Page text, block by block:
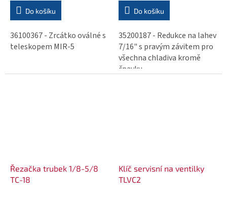
Do košíku
36100367 - Zrcátko oválné s
teleskopem MIR-5
Do košíku
35200187 - Redukce na lahev
7/16" s pravým závitem pro
všechna chladiva kromě
čpavku
Řezačka trubek 1/8-5/8
TC-18
Klíč servisní na ventilky
TLVC2